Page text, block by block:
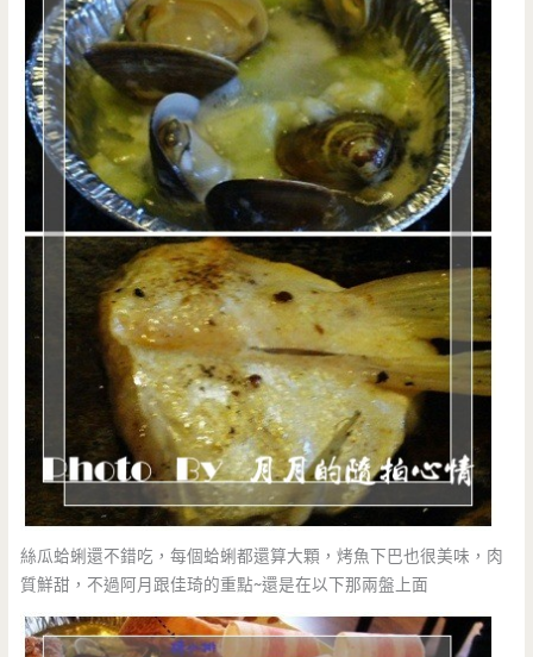
絲瓜蛤蜊還不錯吃，每個蛤蜊都還算大顆，烤魚下巴也很美味，肉
質鮮甜，不過阿月跟佳琦的重點~還是在以下那兩盤上面